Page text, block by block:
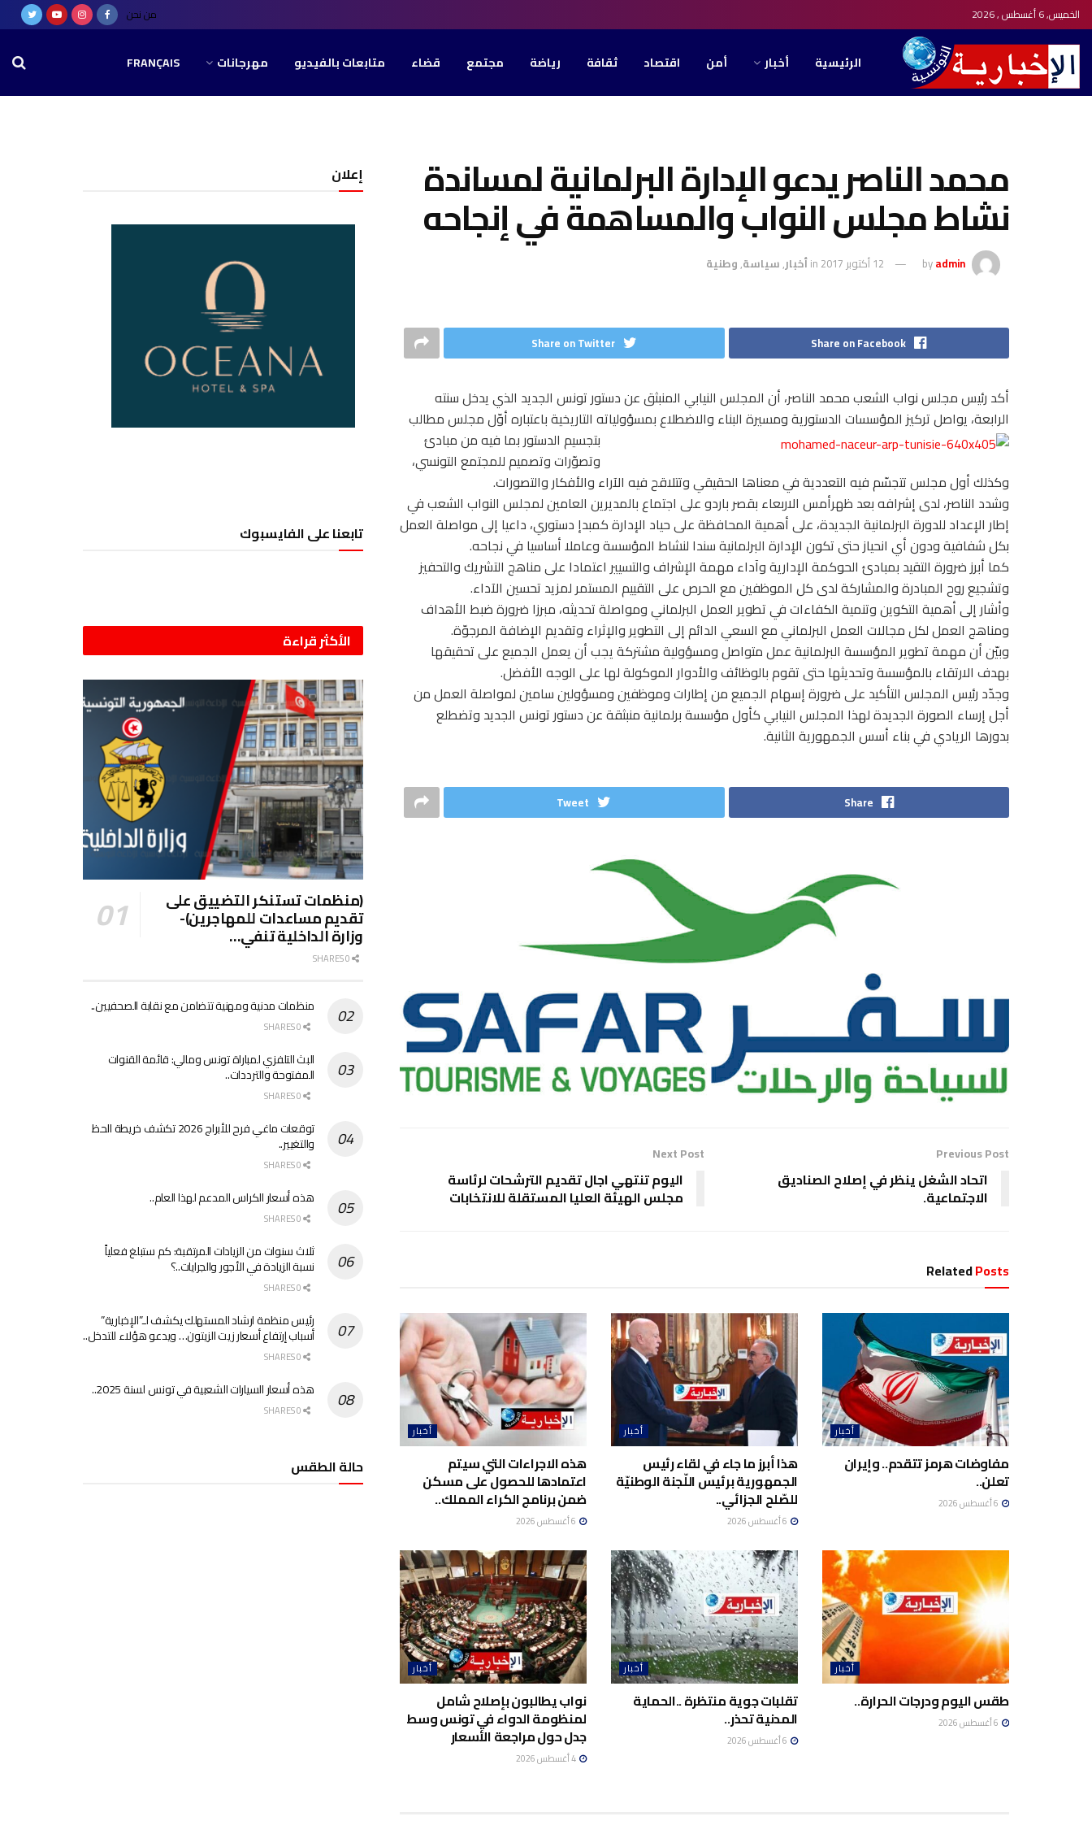
الخميس, 6 أغسطس , 2026 من نحن
الرئيسية أخبار أمن اقتصاد ثقافة رياضة مجتمع قضاء متابعات بالفيديو مهرجانات FRANÇAIS
محمد الناصر يدعو الإدارة البرلمانية لمساندة
نشاط مجلس النواب والمساهمة في إنجاحه
byadmin 12 أكتوبر 2017 inأخبار,سياسة,وطنية
Share on Facebook
Share on Twitter
أكد رئيس مجلس نواب الشعب محمد الناصر، أن المجلس النيابي المنبثق عن دستور تونس الجديد الذي يدخل سنته
الرابعة، يواصل تركيز المؤسسات الدستورية ومسيرة البناء والاضطلاع بمسؤولياته التاريخية باعتباره أوّل مجلس مطالب
بتجسيم الدستور بما فيه من مبادئ
وتصوّرات وتصميم للمجتمع التونسي،
وكذلك أول مجلس تتجسّم فيه التعددية في معناها الحقيقي وتتلاقح فيه الآراء والأفكار والتصورات.
وشدد الناصر، لدى إشرافه بعد ظهرأمس الاربعاء بقصر باردو على اجتماع بالمديرين العامين لمجلس النواب الشعب في
إطار الإعداد للدورة البرلمانية الجديدة، على أهمية المحافظة على حياد الإدارة كمبدإ دستوري، داعيا إلى مواصلة العمل
بكل شفافية ودون أي انحياز حتى تكون الإدارة البرلمانية سندا لنشاط المؤسسة وعاملا أساسيا في نجاحه.
كما أبرز ضرورة التقيد بمبادئ الحوكمة الإدارية وآداء مهمة الإشراف والتسيير اعتمادا على مناهج التشريك والتحفيز
وتشجيع روح المبادرة والمشاركة لدى كل الموظفين مع الحرص على التقييم المستمر لمزيد تحسين الآداء.
وأشار إلى أهمية التكوين وتنمية الكفاءات في تطوير العمل البرلماني ومواصلة تحديثه، مبرزا ضرورة ضبط الأهداف
ومناهج العمل لكل مجالات العمل البرلماني مع السعي الدائم إلى التطوير والإثراء وتقديم الإضافة المرجوّة.
وبيّن أن مهمة تطوير المؤسسة البرلمانية عمل متواصل ومسؤولية مشتركة يجب أن يعمل الجميع على تحقيقها
بهدف الارتقاء بالمؤسسة وتحديثها حتى تقوم بالوظائف والأدوار الموكولة لها على الوجه الأفضل.
وجدّد رئيس المجلس التأكيد على ضرورة إسهام الجميع من إطارات وموظفين ومسؤولين سامين لمواصلة العمل من
أجل إرساء الصورة الجديدة لهذا المجلس النيابي كأول مؤسسة برلمانية منبثقة عن دستور تونس الجديد وتضطلع
بدورها الريادي في بناء أسس الجمهورية الثانية.
Share
Tweet
Previous Post
اتحاد الشغل ينظر في إصلاح الصناديق
الاجتماعية.
Next Post
اليوم تنتهي اجال تقديم الترشحات لرئاسة
مجلس الهيئة العليا المستقلة للانتخابات
RelatedPosts
أخبار
مفاوضات هرمز تتقدم.. وإيران
تعلن..
أخبار
هذا أبرز ما جاء في لقاء رئيس
الجمهورية برئيس اللّجنة الوطنيّة
للصّلح الجزائي..
أخبار
هذه الاجراءات التي سيتم
اعتمادها للحصول على مسكن
ضمن برنامج الكراء المملك..
أخبار
طقس اليوم ودرجات الحرارة..
أخبار
تقلبات جوية منتظرة ..الحماية
المدنية تحذر..
أخبار
نواب يطالبون بإصلاح شامل
لمنظومة الدواء في تونس وسط
جدل حول مراجعة الأسعار
إعلان
تابعنا على الفايسبوك
الأكثر قراءة
(منظمات تستنكر التضييق على
تقديم مساعدات للمهاجرين)-
وزارة الداخلية تنفي…
منظمات مدنية ومهنية تتضامن مع نقابة الصحفيين..
البث التلفزي لمباراة تونس ومالي: قائمة القنوات
المفتوحة والترددات..
توقعات ماغي فرح للأبراج 2026 تكشف خريطة الحظ
والتغيير..
هذه أسعار الكراس المدعم لهذا العام..
ثلاث سنوات من الزيادات المرتقبة: كم ستبلغ فعلياً
نسبة الزيادة في الأجور والجرايات..؟
رئيس منظمة ارشاد المستهلك يكشف لـ”الإخبارية”
أسباب إرتفاع أسعار زيت الزيتون… ويدعو هؤلاء للتدخل..
هذه أسعار السيارات الشعبية في تونس لسنة 2025..
حالة الطقس